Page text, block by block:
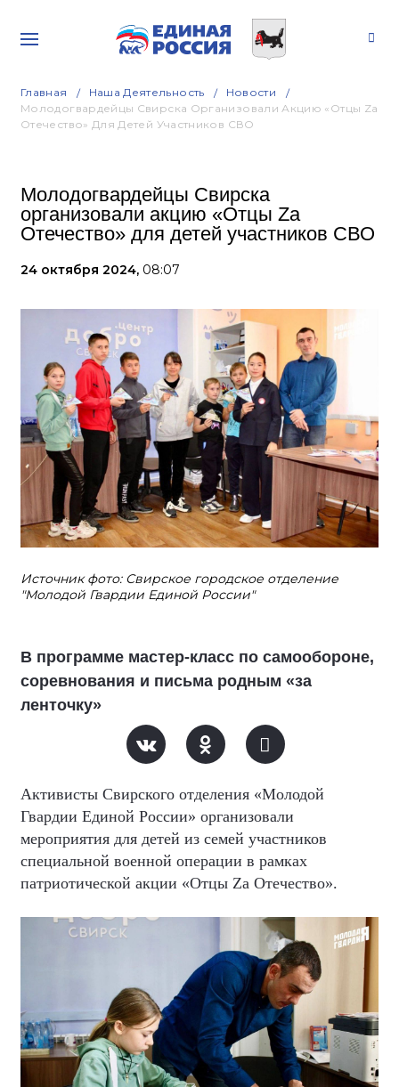
Главная Наша Деятельность
Новости
Молодогвардейцы Свирска Организовали Акцию «Отцы Zа
Отечество» Для Детей Участников СВО
Молодогвардейцы Свирска
организовали акцию «Отцы Zа
Отечество» для детей участников СВО
24 октября 2024, 08:07
Источник фото: Свирское городское отделение
"Молодой Гвардии Единой России"
В программе мастер-класс по самообороне,
соревнования и письма родным «за
ленточку»
Активисты Свирского отделения «Молодой
Гвардии Единой России» организовали
мероприятия для детей из семей участников
специальной военной операции в рамках
патриотической акции «Отцы Zа Отечество».